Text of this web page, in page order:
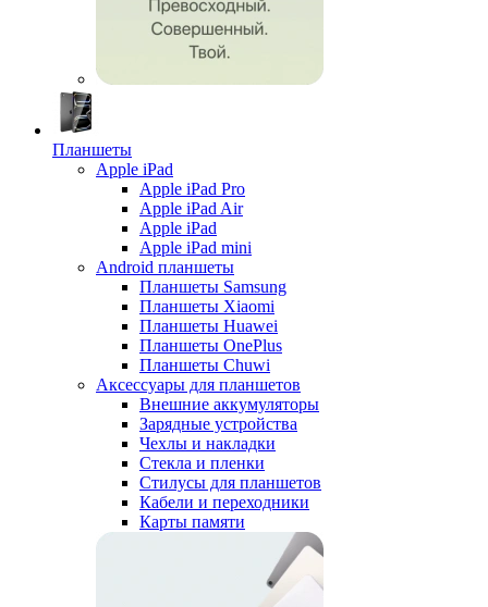
Планшеты
Apple iPad
Apple iPad Pro
Apple iPad Air
Apple iPad
Apple iPad mini
Android планшеты
Планшеты Samsung
Планшеты Xiaomi
Планшеты Huawei
Планшеты OnePlus
Планшеты Chuwi
Аксессуары для планшетов
Внешние аккумуляторы
Зарядные устройства
Чехлы и накладки
Стекла и пленки
Стилусы для планшетов
Кабели и переходники
Карты памяти